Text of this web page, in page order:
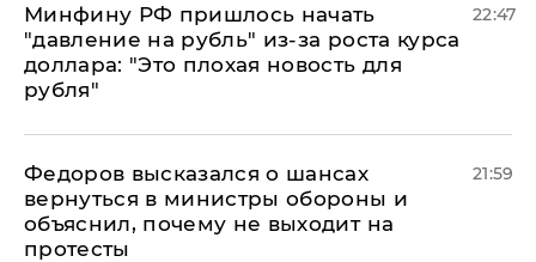
Минфину РФ пришлось начать
"давление на рубль" из-за роста курса
доллара: "Это плохая новость для
рубля"
22:47
Федоров высказался о шансах
вернуться в министры обороны и
объяснил, почему не выходит на
протесты
21:59